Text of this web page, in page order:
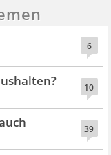
6
10
39